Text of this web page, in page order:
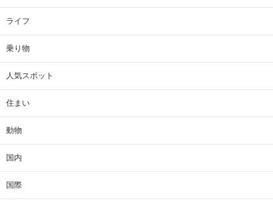
ライフ
乗り物
人気スポット
住まい
動物
国内
国際